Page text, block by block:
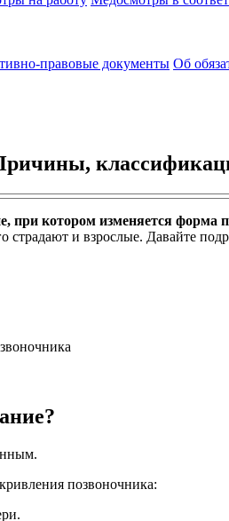
правовые документы Об
при котором изменяется форма
страдают и взрослые. Давайте
позвоночника: